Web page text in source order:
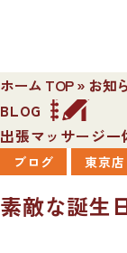
ホーム TOP» お知
BLOG
出張マッサージ
ブログ 東京店
素敵な誕生